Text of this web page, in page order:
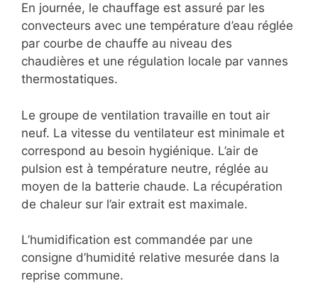
En journée, le chauffage est assuré par les
convecteurs avec une température d’eau réglée
par courbe de chauffe au niveau des
chaudières et une régulation locale par vannes
thermostatiques.
Le groupe de ventilation travaille en tout air
neuf. La vitesse du ventilateur est minimale et
correspond au besoin hygiénique. L’air de
pulsion est à température neutre, réglée au
moyen de la batterie chaude. La récupération
de chaleur sur l’air extrait est maximale.
L’humidification est commandée par une
consigne d’humidité relative mesurée dans la
reprise commune.